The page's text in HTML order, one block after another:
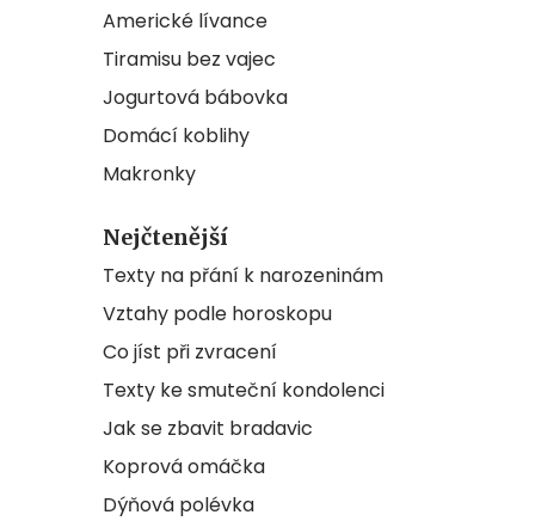
Americké lívance
Tiramisu bez vajec
Jogurtová bábovka
Domácí koblihy
Makronky
Nejčtenější
Texty na přání k narozeninám
Vztahy podle horoskopu
Co jíst při zvracení
Texty ke smuteční kondolenci
Jak se zbavit bradavic
Koprová omáčka
Dýňová polévka